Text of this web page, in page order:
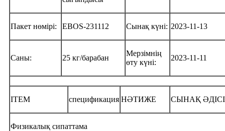
Пакет нөмірі: EBOS-231112 Сынақ күні: 2023-11-13
Саны: 25 кг/барабан
Мерзімнің
өту күні:
2023-11-11
ITEM спецификация НӘТИЖЕ СЫНАҚ ӘДІСІ
Физикалық сипаттама